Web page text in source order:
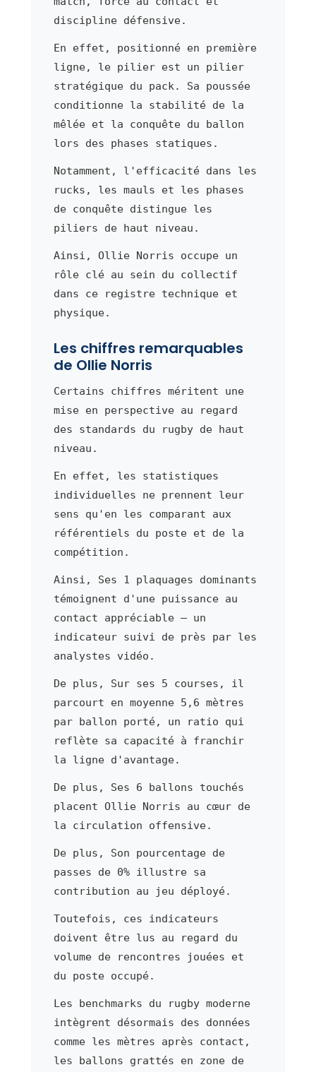
discipline défensive.
En effet, positionné en première
ligne, le pilier est un pilier
stratégique du pack. Sa poussée
conditionne la stabilité de la
mêlée et la conquête du ballon
lors des phases statiques.
Notamment, l'efficacité dans les
rucks, les mauls et les phases
de conquête distingue les
piliers de haut niveau.
Ainsi, Ollie Norris occupe un
rôle clé au sein du collectif
dans ce registre technique et
physique.
Les chiffres remarquables
de Ollie Norris
Certains chiffres méritent une
mise en perspective au regard
des standards du rugby de haut
niveau.
En effet, les statistiques
individuelles ne prennent leur
sens qu'en les comparant aux
référentiels du poste et de la
compétition.
Ainsi, Ses 1 plaquages dominants
témoignent d'une puissance au
contact appréciable — un
indicateur suivi de près par les
analystes vidéo.
De plus, Sur ses 5 courses, il
parcourt en moyenne 5,6 mètres
par ballon porté, un ratio qui
reflète sa capacité à franchir
la ligne d'avantage.
De plus, Ses 6 ballons touchés
placent Ollie Norris au cœur de
la circulation offensive.
De plus, Son pourcentage de
passes de 0% illustre sa
contribution au jeu déployé.
Toutefois, ces indicateurs
doivent être lus au regard du
volume de rencontres jouées et
du poste occupé.
Les benchmarks du rugby moderne
intègrent désormais des données
comme les mètres après contact,
les ballons grattés en zone de